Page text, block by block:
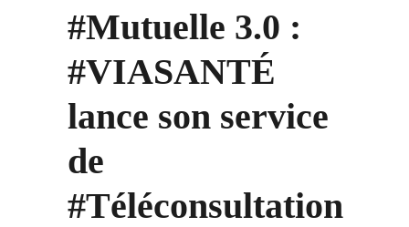
#Mutuelle 3.0 :
#VIASANTÉ
lance son service
de
#Téléconsultation